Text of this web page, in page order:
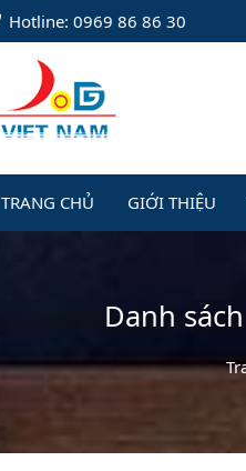
Hotline: 0969 86 86 30
TRANG CHỦ GIỚI THIỆU
Danh